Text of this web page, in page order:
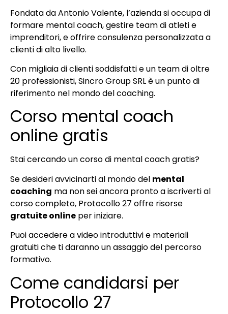
Fondata da Antonio Valente, l’azienda si occupa di
formare mental coach, gestire team di atleti e
imprenditori, e offrire consulenza personalizzata a
clienti di alto livello.
Con migliaia di clienti soddisfatti e un team di oltre
20 professionisti, Sincro Group SRL è un punto di
riferimento nel mondo del coaching.
Corso mental coach
online gratis
Stai cercando un corso di mental coach gratis?
Se desideri avvicinarti al mondo del mental
coaching ma non sei ancora pronto a iscriverti al
corso completo, Protocollo 27 offre risorse
gratuite online per iniziare.
Puoi accedere a video introduttivi e materiali
gratuiti che ti daranno un assaggio del percorso
formativo.
Come candidarsi per
Protocollo 27